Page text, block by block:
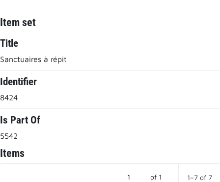
Item set
Title
Sanctuaires à répit
Identifier
8424
Is Part Of
5542
Items
of 1 1–7 of 7